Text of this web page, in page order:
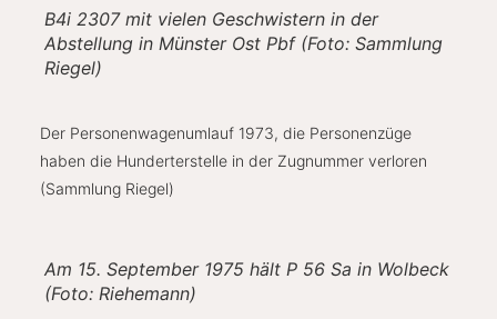
B4i 2307 mit vielen Geschwistern in der
Abstellung in Münster Ost Pbf (Foto: Sammlung
Riegel)
Der Personenwagenumlauf 1973, die Personenzüge
haben die Hunderterstelle in der Zugnummer verloren
(Sammlung Riegel)
Am 15. September 1975 hält P 56 Sa in Wolbeck
(Foto: Riehemann)